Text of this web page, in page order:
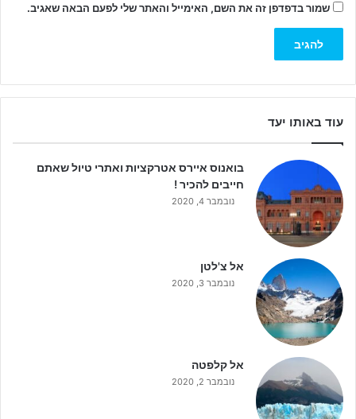
שמור בדפדפן זה את השם, האימייל והאתר שלי לפעם הבאה שאגיב.
עוד באותו יעד
בואנוס איירס אטרקציות ואתרי טיול שאתם
חייבים להכיר !
נובמבר 4, 2020
אל צ'לטן
נובמבר 3, 2020
אל קלפטה
נובמבר 2, 2020